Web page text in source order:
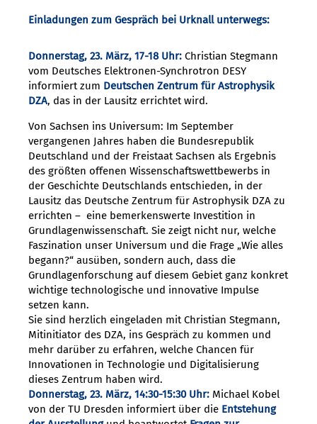
Einladungen zum Gespräch bei Urknall unterwegs:
Donnerstag, 23. März, 17-18 Uhr: Christian Stegmann
vom Deutsches Elektronen-Synchrotron DESY
informiert zum Deutschen Zentrum für Astrophysik
DZA, das in der Lausitz errichtet wird.
Von Sachsen ins Universum: Im September
vergangenen Jahres haben die Bundesrepublik
Deutschland und der Freistaat Sachsen als Ergebnis
des größten offenen Wissenschaftswettbewerbs in
der Geschichte Deutschlands entschieden, in der
Lausitz das Deutsche Zentrum für Astrophysik DZA zu
errichten – eine bemerkenswerte Investition in
Grundlagenwissenschaft. Sie zeigt nicht nur, welche
Faszination unser Universum und die Frage „Wie alles
begann?“ ausüben, sondern auch, dass die
Grundlagenforschung auf diesem Gebiet ganz konkret
wichtige technologische und innovative Impulse
setzen kann.
Sie sind herzlich eingeladen mit Christian Stegmann,
Mitinitiator des DZA, ins Gespräch zu kommen und
mehr darüber zu erfahren, welche Chancen für
Innovationen in Technologie und Digitalisierung
dieses Zentrum haben wird.
Donnerstag, 23. März, 14:30-15:30 Uhr: Michael Kobel
von der TU Dresden informiert über die Entstehung